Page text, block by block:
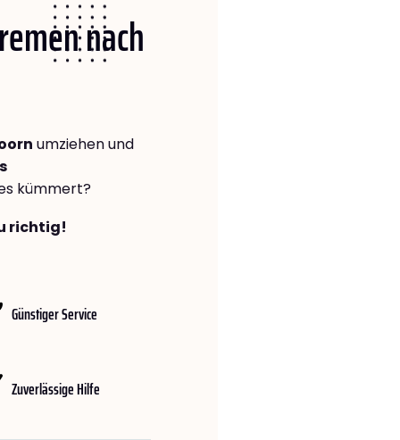
nach
umziehen und
kümmert?
richtig!
Günstiger Service
Zuverlässige Hilfe